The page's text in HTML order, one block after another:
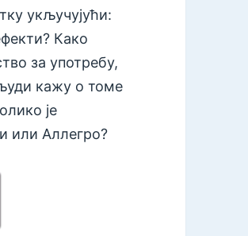
укључујући:
Како
за употребу,
кажу о томе
је
или Аллегро?